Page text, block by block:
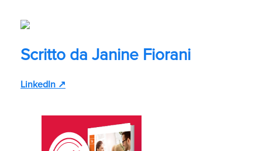
Scritto da Janine Fiorani
LinkedIn ↗